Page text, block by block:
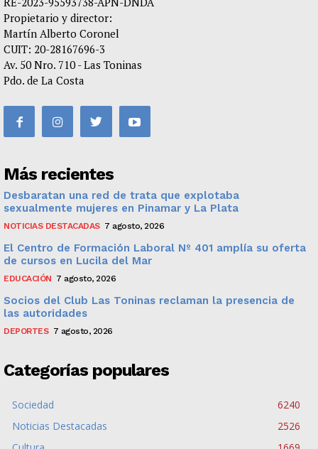
Propietario y director:
Martín Alberto Coronel
CUIT: 20-28167696-3
Av. 50 Nro. 710 - Las Toninas
Pdo. de La Costa
Más recientes
Desbaratan una red de trata que explotaba
sexualmente mujeres en Pinamar y La Plata
NOTICIAS DESTACADAS 7 agosto, 2026
El Centro de Formación Laboral Nº 401 amplía su oferta
de cursos en Lucila del Mar
EDUCACIÓN 7 agosto, 2026
Socios del Club Las Toninas reclaman la presencia de
las autoridades
DEPORTES 7 agosto, 2026
Categorías populares
Sociedad
6240
Noticias Destacadas
2526